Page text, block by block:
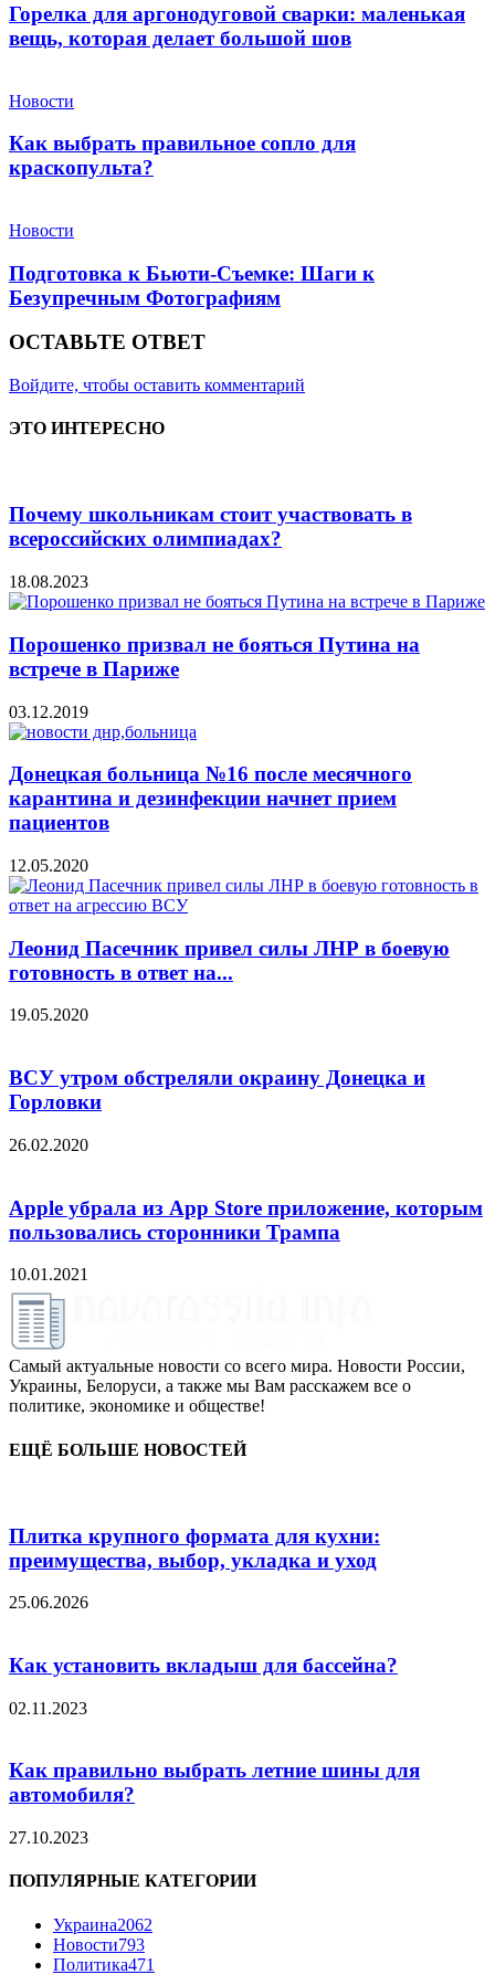
Горелка для аргонодуговой сварки: маленькая
вещь, которая делает большой шов
Новости
Как выбрать правильное сопло для
краскопульта?
Новости
Подготовка к Бьюти-Съемке: Шаги к
Безупречным Фотографиям
ОСТАВЬТЕ ОТВЕТ
Войдите, чтобы оставить комментарий
ЭТО ИНТЕРЕСНО
Почему школьникам стоит участвовать в
всероссийских олимпиадах?
18.08.2023
Порошенко призвал не бояться Путина на
встрече в Париже
03.12.2019
Донецкая больница №16 после месячного
карантина и дезинфекции начнет прием
пациентов
12.05.2020
Леонид Пасечник привел силы ЛНР в боевую
готовность в ответ на...
19.05.2020
ВСУ утром обстреляли окраину Донецка и
Горловки
26.02.2020
Apple убрала из App Store приложение, которым
пользовались сторонники Трампа
10.01.2021
Самый актуальные новости со всего мира. Новости России,
Украины, Белоруси, а также мы Вам расскажем все о
политике, экономике и обществе!
ЕЩЁ БОЛЬШЕ НОВОСТЕЙ
Плитка крупного формата для кухни:
преимущества, выбор, укладка и уход
25.06.2026
Как установить вкладыш для бассейна?
02.11.2023
Как правильно выбрать летние шины для
автомобиля?
27.10.2023
ПОПУЛЯРНЫЕ КАТЕГОРИИ
Украина2062
Новости793
Политика471